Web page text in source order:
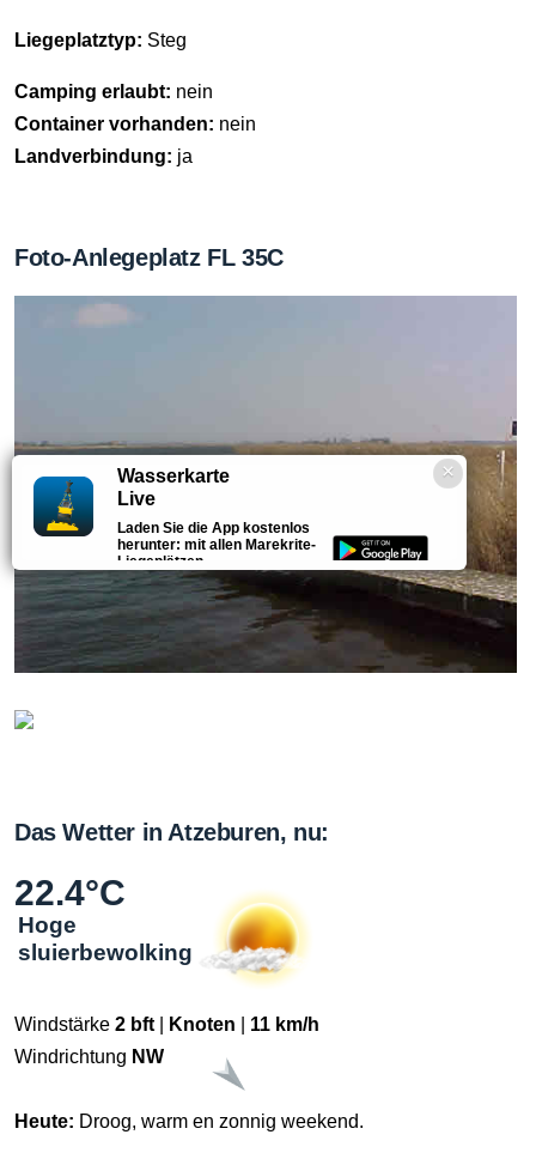
Liegeplatztyp: Steg
Camping erlaubt: nein
Container vorhanden: nein
Landverbindung: ja
Foto-Anlegeplatz FL 35C
Das Wetter in Atzeburen, nu:
22.4°C
Hoge
sluierbewolking
Windstärke 2 bft Knoten
11 km/h
Windrichtung NW
Heute: Droog, warm en zonnig weekend.
Wasserkarte
Live
Laden Sie die App kostenlos
herunter: mit allen Marekrite-
Liegeplätzen.
4.3